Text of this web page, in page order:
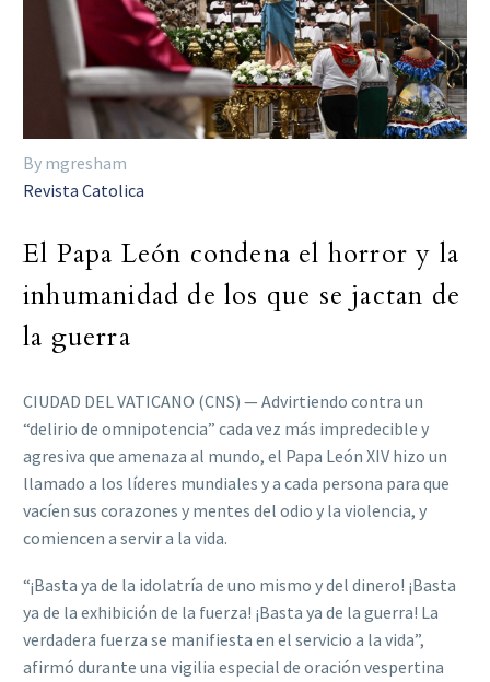
By mgresham
Revista Catolica
El Papa León condena el horror y la
inhumanidad de los que se jactan de
la guerra
CIUDAD DEL VATICANO (CNS) — Advirtiendo contra un
“delirio de omnipotencia” cada vez más impredecible y
agresiva que amenaza al mundo, el Papa León XIV hizo un
llamado a los líderes mundiales y a cada persona para que
vacíen sus corazones y mentes del odio y la violencia, y
comiencen a servir a la vida.
“¡Basta ya de la idolatría de uno mismo y del dinero! ¡Basta
ya de la exhibición de la fuerza! ¡Basta ya de la guerra! La
verdadera fuerza se manifiesta en el servicio a la vida”,
afirmó durante una vigilia especial de oración vespertina